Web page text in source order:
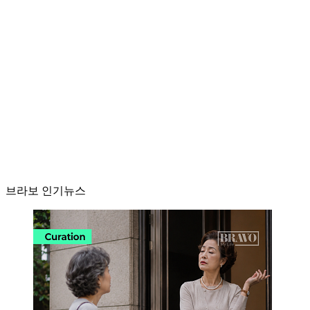
브라보 인기뉴스